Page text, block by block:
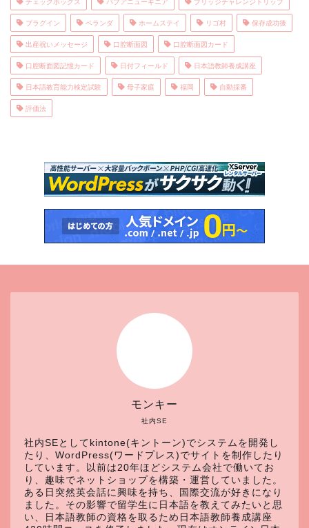
チェックボックス パプアニューギニア ブリッジチャレンジトリップ
プラグイン ベランダ ホームステイ リゴ村 保存成功後
出産祝いメッセージ 口腔断面図 口腔断面図カード
口腔断面図記憶カード 日付フィールド 日本語教師養成講座
日本語教育能力検定試験 母子家庭 福岡 自動採番
評価法
社内SE
モンキー
社内SEとしてkintone(キントーン)でシステムを開発し
たり、WordPress(ワードプレス)でサイトを制作したり
しています。以前は20年ほどシステム会社で働いてお
り、趣味でネットショップを構築・運営していました。
ある日突然英会話に興味を持ち、国際交流が好きになり
ました。その影響で留学生に日本語を教えてみたいと思
い、日本語教師の資格を取るため日本語教師養成講座